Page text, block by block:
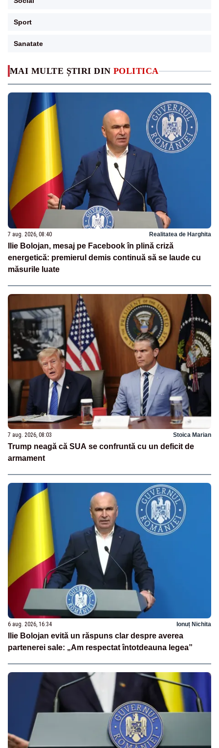
MAI MULTE ȘTIRI DIN POLITICA
7 aug. 2026, 08:40 Realitatea de Harghita
Ilie Bolojan, mesaj pe Facebook în plină criză
energetică: premierul demis continuă să se laude cu
măsurile luate
7 aug. 2026, 08:03 Stoica Marian
Trump neagă că SUA se confruntă cu un deficit de
armament
6 aug. 2026, 16:34 Ionuț Nichita
Ilie Bolojan evită un răspuns clar despre averea
partenerei sale: „Am respectat întotdeauna legea”
Sport
Sanatate